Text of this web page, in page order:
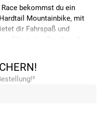
bekommst du ein
Mountainbike, mit
dir Fahrspaß und
du alles über die
REACTION
beim Rahmen des